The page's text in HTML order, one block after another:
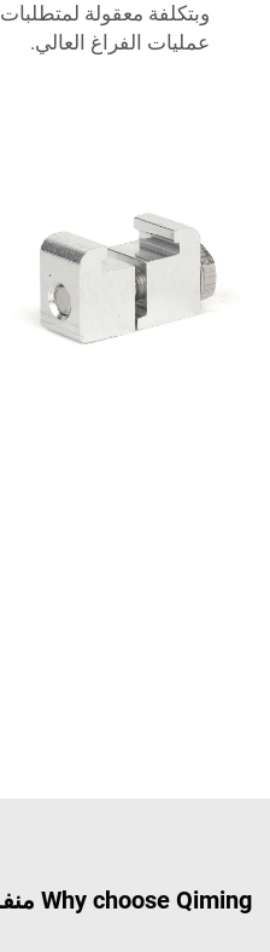
وبتكلفة معقولة لمتطلبات
عمليات الفراغ العالي.
Why choose Qiming منفذ الفراغ العالي?